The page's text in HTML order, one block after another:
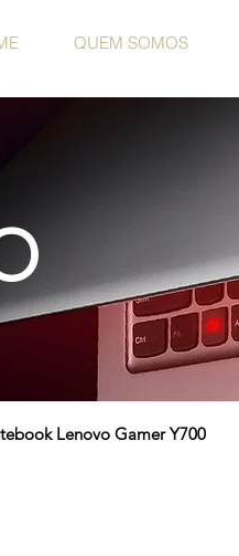
QUEM SOMOS
Lenovo Gamer Y700